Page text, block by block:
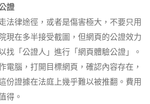
證
法律途徑，或者是傷害極大，不要只用
現在多半接受截圖，但網頁的公證效力
找「公證人」進行「網頁體驗公證」。
電腦，打開目標網頁，確認內容存在，
份證據在法庭上幾乎難以被推翻。費用
得。